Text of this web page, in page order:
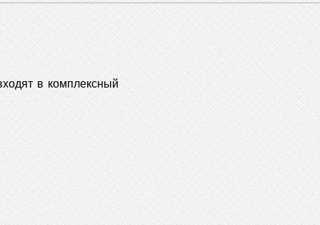
в комплексный